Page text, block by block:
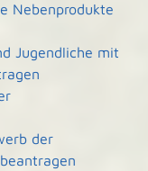
Nebenprodukte
Jugendliche mit
der